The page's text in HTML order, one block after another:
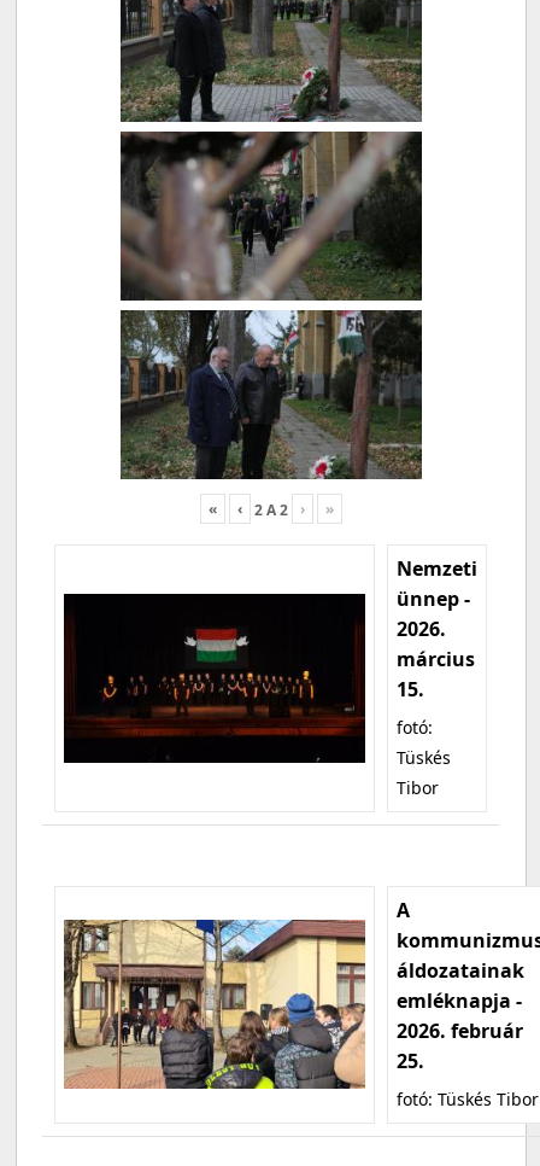
« ‹ 2A2 › »
Nemzeti
ünnep -
2026.
március
15.
fotó:
Tüskés
Tibor
A
áldozatainak
emléknapja -
2026. február
25.
fotó: Tüskés Tibor